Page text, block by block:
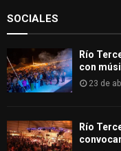
SOCIALES
Río
con
23 de
Río